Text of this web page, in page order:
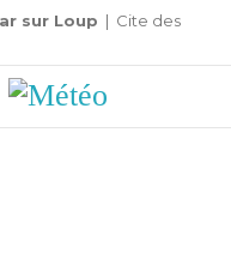
sur Loup | Cite des
Météo